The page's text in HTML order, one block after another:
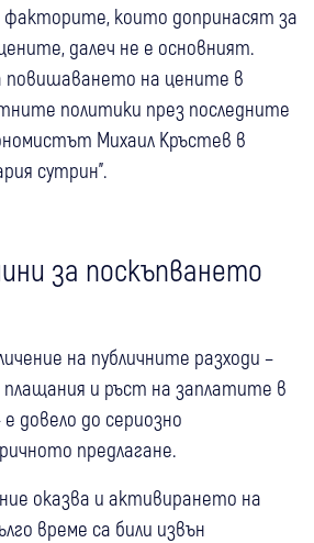
факторите, които допринасят за
далеч не е основният.
повишаването на цените в
политики през последните
Михаил Кръстев в
сутрин".
за поскъпването
на публичните разходи –
плащания и ръст на заплатите в
довело до сериозно
предлагане.
оказва и активирането на
време са били извън